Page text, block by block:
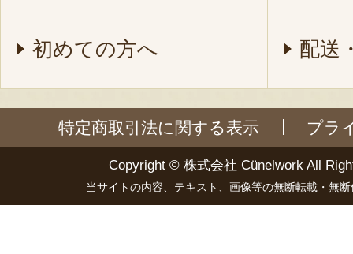
初めての方へ 配送
特定商取引法に関する表示 プラ
Copyright © 株式会社 Cünelwork All
当サイトの内容、テキスト、画像等の無断転載・無